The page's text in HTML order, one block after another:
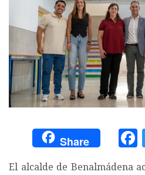
Share
El alcalde de Benalmádena